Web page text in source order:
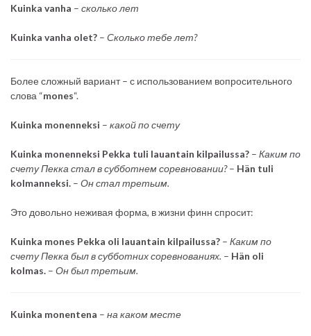
Kuinka vanha – сколько лет
Kuinka vanha olet? – Сколько тебе лет?
Более сложный вариант – с использованием вопросительного
слова “mones“.
Kuinka monenneksi – какой по счету
Kuinka monenneksi Pekka tuli lauantain kilpailussa? – Каким по
счету Пекка стал в субботнем соревновании?– Hän tuli
kolmanneksi. – Он стал третьим.
Это довольно неживая форма, в жизни финн спросит:
Kuinka mones Pekka oli lauantain kilpailussa? – Каким по
счету Пекка был в субботних соревнованиях. – Hän oli
kolmas. – Он был третьим.
Kuinka monentena – на каком месте